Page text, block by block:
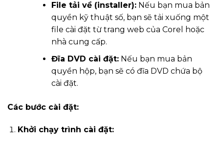
File tải về (installer):Nếu bạn mua bản
quyền kỹ thuật số, bạn sẽ tải xuống một
file cài đặt từ trang web của Corel hoặc
nhà cung cấp.
Đĩa DVD cài đặt:Nếu bạn mua bản
quyền hộp, bạn sẽ có đĩa DVD chứa bộ
cài đặt.
Các bước cài đặt:
Khởi chạy trình cài đặt: